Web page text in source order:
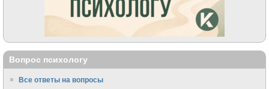
Вопрос психологу
Все ответы на вопросы